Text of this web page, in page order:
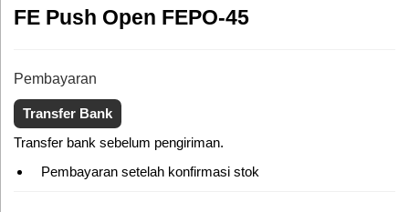
FE Push Open FEPO-45
Pembayaran
Transfer Bank
Transfer bank sebelum pengiriman.
Pembayaran setelah konfirmasi stok